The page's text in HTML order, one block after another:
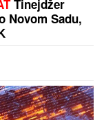
tera muve